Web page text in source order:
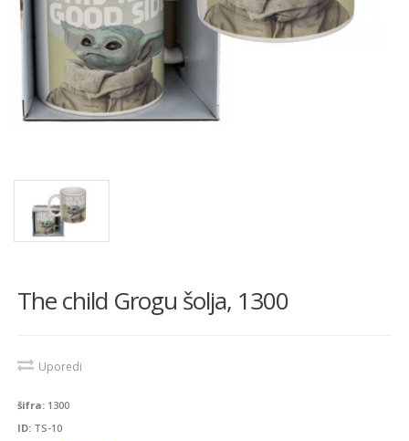
The child Grogu šolja, 1300
Uporedi
šifra: 1300
ID: TS-10